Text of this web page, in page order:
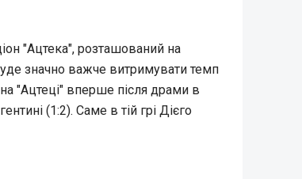
"Ацтека", розташований на
значно важче витримувати темп
"Ацтеці" вперше після драми в
(1:2). Саме в тій грі Дієго